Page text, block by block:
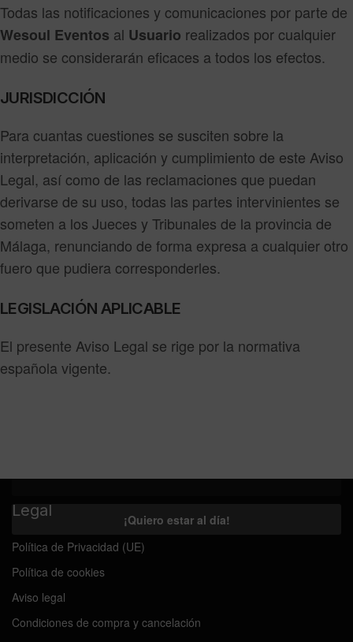
Todas las notificaciones y comunicaciones por parte de
Wesoul Eventos al Usuario realizados por cualquier
medio se considerarán eficaces a todos los efectos.
JURISDICCIÓN
Para cuantas cuestiones se susciten sobre la
interpretación, aplicación y cumplimiento de este Aviso
Legal, así como de las reclamaciones que puedan
derivarse de su uso, todas las partes intervinientes se
someten a los Jueces y Tribunales de la provincia de
Málaga, renunciando de forma expresa a cualquier otro
fuero que pudiera corresponderles.
LEGISLACIÓN APLICABLE
El presente Aviso Legal se rige por la normativa
española vigente.
Legal
Política de Privacidad (UE)
Política de cookies
Aviso legal
Condiciones de compra y cancelación